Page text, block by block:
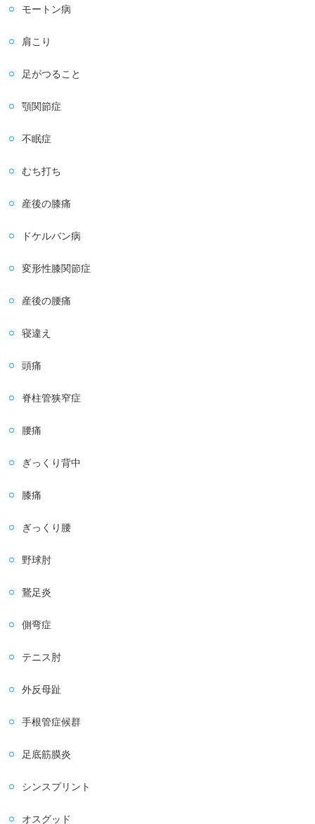
モートン病
肩こり
足がつること
顎関節症
不眠症
むち打ち
産後の膝痛
ドケルバン病
変形性膝関節症
産後の腰痛
寝違え
頭痛
脊柱管狭窄症
腰痛
ぎっくり背中
膝痛
ぎっくり腰
野球肘
鵞足炎
側弯症
テニス肘
外反母趾
手根管症候群
足底筋膜炎
シンスプリント
オスグッド